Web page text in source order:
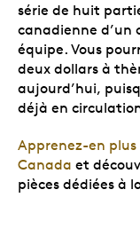
série de huit
canadienne d’un
équipe. Vous
deux dollars à
aujourd’hui,
déjà en
Apprenez-en
Canada et
pièces dédiées à